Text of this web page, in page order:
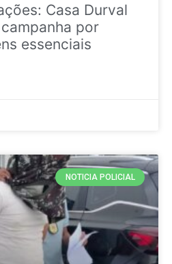
Casa Durval
por
essenciais
NOTICIA POLICIAL